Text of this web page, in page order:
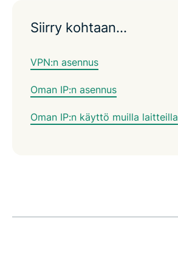
Siirry kohtaan…
VPN:n asennus
Oman IP:n asennus
Oman IP:n käyttö muilla laitteilla